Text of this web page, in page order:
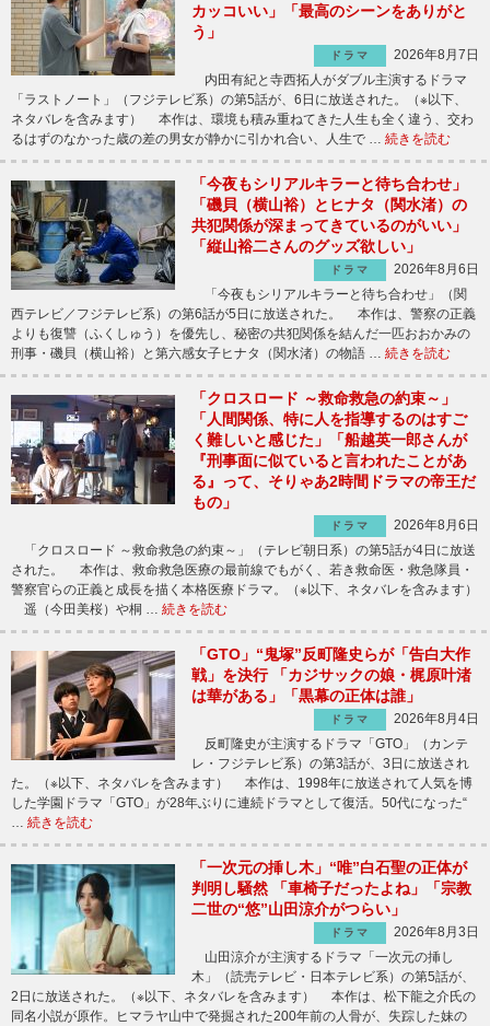
カッコいい」「最高のシーンをありがと
う」
ドラマ
2026年8月7日
内田有紀と寺西拓人がダブル主演するドラマ
「ラストノート」（フジテレビ系）の第5話が、6日に放送された。（※以下、
ネタバレを含みます） 本作は、環境も積み重ねてきた人生も全く違う、交わ
るはずのなかった歳の差の男女が静かに引かれ合い、人生で … 続きを読む
「今夜もシリアルキラーと待ち合わせ」
「磯貝（横山裕）とヒナタ（関水渚）の
共犯関係が深まってきているのがいい」
「縦山裕二さんのグッズ欲しい」
ドラマ
2026年8月6日
「今夜もシリアルキラーと待ち合わせ」（関
西テレビ／フジテレビ系）の第6話が5日に放送された。 本作は、警察の正義
よりも復讐（ふくしゅう）を優先し、秘密の共犯関係を結んだ一匹おおかみの
刑事・磯貝（横山裕）と第六感女子ヒナタ（関水渚）の物語 … 続きを読む
「クロスロード ～救命救急の約束～」
「人間関係、特に人を指導するのはすご
く難しいと感じた」「船越英一郎さんが
『刑事面に似ていると言われたことがあ
る』って、そりゃあ2時間ドラマの帝王だ
もの」
ドラマ
2026年8月6日
「クロスロード ～救命救急の約束～」（テレビ朝日系）の第5話が4日に放送
された。 本作は、救命救急医療の最前線でもがく、若き救命医・救急隊員・
警察官らの正義と成長を描く本格医療ドラマ。（※以下、ネタバレを含みます）
遥（今田美桜）や桐 … 続きを読む
「GTO」“鬼塚”反町隆史らが「告白大作
戦」を決行 「カジサックの娘・梶原叶渚
は華がある」「黒幕の正体は誰」
ドラマ
2026年8月4日
反町隆史が主演するドラマ「GTO」（カンテ
レ・フジテレビ系）の第3話が、3日に放送され
た。（※以下、ネタバレを含みます） 本作は、1998年に放送されて人気を博
した学園ドラマ「GTO」が28年ぶりに連続ドラマとして復活。50代になった“
続きを読む
「一次元の挿し木」“唯”白石聖の正体が
判明し騒然 「車椅子だったよね」「宗教
二世の“悠”山田涼介がつらい」
ドラマ
2026年8月3日
山田涼介が主演するドラマ「一次元の挿し
木」（読売テレビ・日本テレビ系）の第5話が、
2日に放送された。（※以下、ネタバレを含みます） 本作は、松下龍之介氏の
同名小説が原作。ヒマラヤ山中で発掘された200年前の人骨が、失踪した妹の